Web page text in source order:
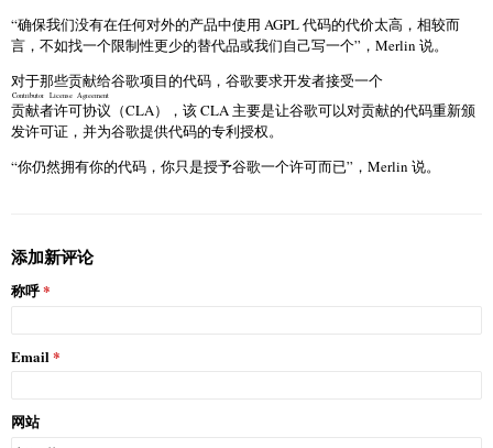
“确保我们没有在任何对外的产品中使用 AGPL 代码的代价太高，相较而
言，不如找一个限制性更少的替代品或我们自己写一个”，Merlin 说。
对于那些贡献给谷歌项目的代码，谷歌要求开发者接受一个
贡献者许可协议
Contributor License Agreement
（CLA），该 CLA 主要是让谷歌可以对贡献的代码重新颁
发许可证，并为谷歌提供代码的专利授权。
“你仍然拥有你的代码，你只是授予谷歌一个许可而已”，Merlin 说。
添加新评论
称呼
Email
网站